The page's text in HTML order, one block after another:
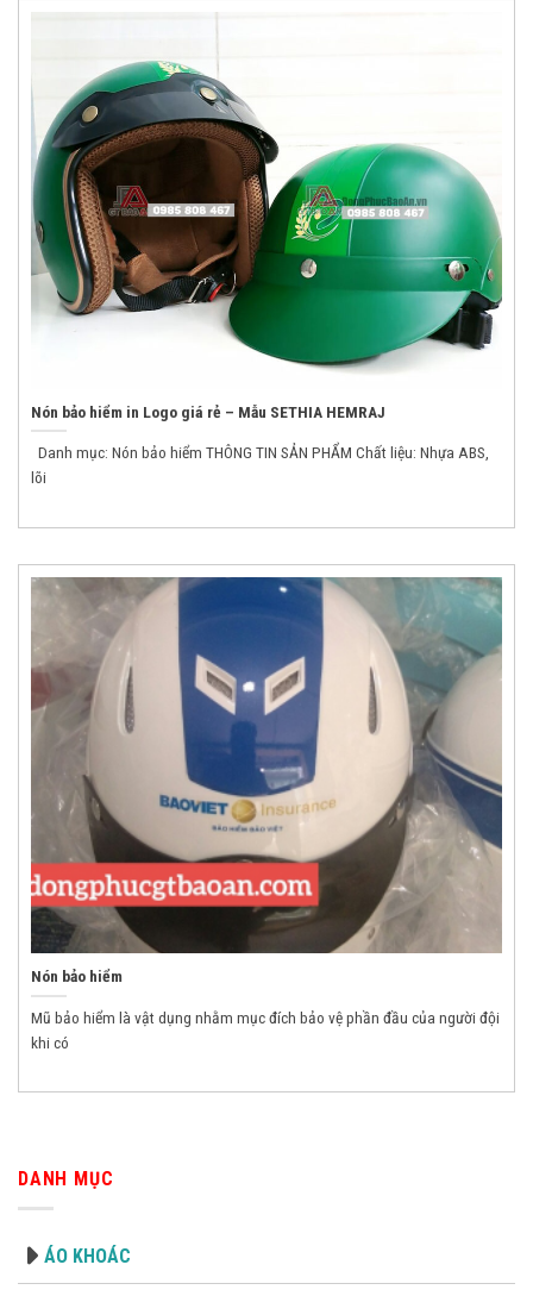
Nón bảo hiểm in Logo giá rẻ – Mẫu SETHIA HEMRAJ
Danh mục: Nón bảo hiểm THÔNG TIN SẢN PHẨM Chất liệu: Nhựa ABS,
lõi
Nón bảo hiểm
Mũ bảo hiểm là vật dụng nhằm mục đích bảo vệ phần đầu của người đội
khi có
DANH MỤC
ÁO KHOÁC